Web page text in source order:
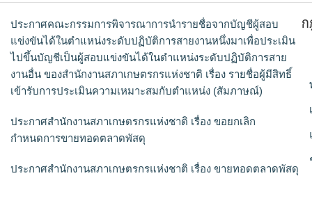
ประกาศคณะกรรมการพิจารณาการนำรายชื่อจากบัญชีผู้สอบ
แข่งขันได้ในตำแหน่งระดับปฏิบัติการสายงานหนึ่งมาเพื่อประเมิน
ไปขึ้นบัญชีเป็นผู้สอบแข่งขันได้ในตำแหน่งระดับปฏิบัติการสาย
งานอื่น ของสำนักงานสภาเกษตรกรแห่งชาติ เรื่อง รายชื่อผู้มีสิทธิ์
เข้ารับการประเมินความเหมาะสมกับตำแหน่ง (สัมภาษณ์)
ประกาศสำนักงานสภาเกษตรกรแห่งชาติ เรื่อง ขอยกเลิก
กำหนดการขายทอดตลาดพัสดุ
ประกาศสำนักงานสภาเกษตรกรแห่งชาติ เรื่อง ขายทอดตลาดพัสดุ